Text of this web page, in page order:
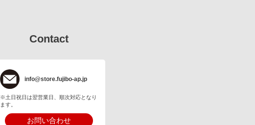
Contact
info@store.fujibo-ap.jp
※土日祝日は翌営業日、順次対応となり
ます。
お問い合わせ